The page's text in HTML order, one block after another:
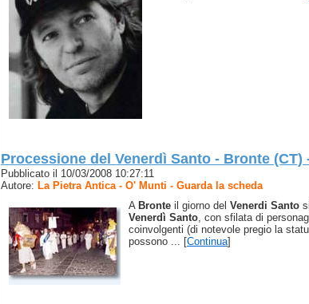
Processione del Venerdì Santo - Bronte (CT)
Pubblicato il 10/03/2008 10:27:11
Autore: La Pietra Antica - O' Munti - Guarda la scheda
A Bronte il giorno del Venerdi Santo
Venerdì Santo, con sfilata di
coinvolgenti (di notevole pregio la
possono ... [Continua]